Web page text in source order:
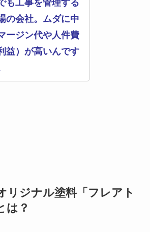
も工事を管理する
の会社。ムダに中
ージン代や人件費
益）が高いんです
リジナル塗料「フレアト
は？